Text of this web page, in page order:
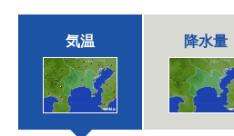
気温 降水量